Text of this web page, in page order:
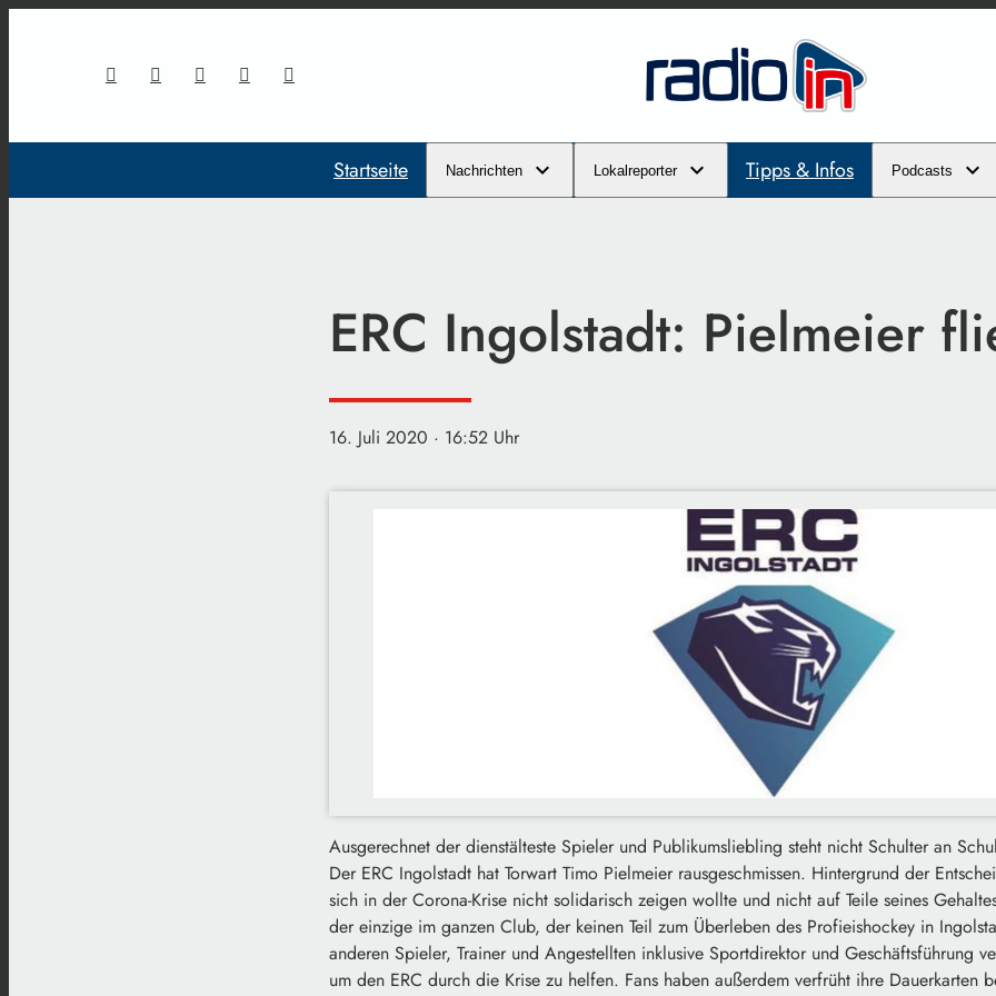
Startseite Nachrichten Lokalreporter Tipps & Infos Podcasts
ERC Ingolstadt: Pielmeier
16. Juli 2020 · 16:52 Uhr
Ausgerechnet der dienstälteste Spieler und Publikumsliebling steht nicht Schulter an
Der ERC Ingolstadt hat Torwart Timo Pielmeier rausgeschmissen. Hintergrund der
sich in der Corona-Krise nicht solidarisch zeigen wollte und nicht auf Teile seines
der einzige im ganzen Club, der keinen Teil zum Überleben des Profieishockey in
anderen Spieler, Trainer und Angestellten inklusive Sportdirektor und Geschäftsführung
um den ERC durch die Krise zu helfen. Fans haben außerdem verfrüht ihre Dauerkarten